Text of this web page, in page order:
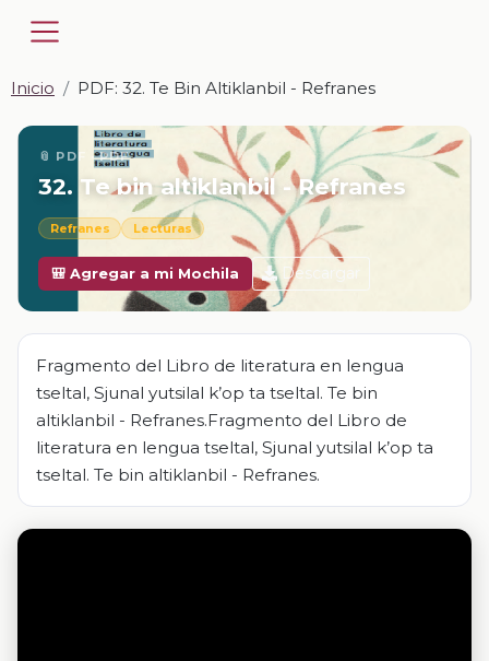
Inicio PDF: 32. Te Bin Altiklanbil - Refranes
📎 PDF · PDF
32. Te bin altiklanbil - Refranes
Refranes Lecturas
🎒 Agregar a mi Mochila Descargar
Fragmento del Libro de literatura en lengua
tseltal, Sjunal yutsilal k’op ta tseltal. Te bin
altiklanbil - Refranes.Fragmento del Libro de
literatura en lengua tseltal, Sjunal yutsilal k’op ta
tseltal. Te bin altiklanbil - Refranes.